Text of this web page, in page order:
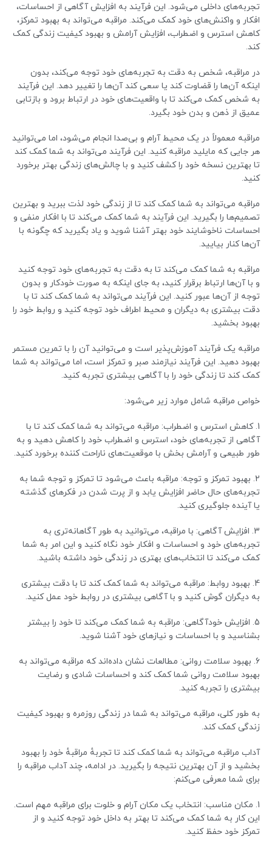
تجربه‌های داخلی می‌شود. این فرآیند به افزایش آگاهی از احساسات،
افکار و واکنش‌های خود کمک می‌کند. مراقبه می‌تواند به بهبود تمرکز،
کاهش استرس و اضطراب، افزایش آرامش و بهبود کیفیت زندگی کمک
کند.
در مراقبه، شخص به دقت به تجربه‌های خود توجه می‌کند، بدون
اینکه آن‌ها را قضاوت کند یا سعی کند آن‌ها را تغییر دهد. این فرآیند
به شخص کمک می‌کند تا با واقعیت‌های خود در ارتباط برود و بازتابی
عمیق از ذهن و بدن خود بگیرد.
مراقبه معمولاً در یک محیط آرام و بی‌صدا انجام می‌شود، اما می‌توانید
هر جایی که مایلید مراقبه کنید. این فرآیند می‌تواند به شما کمک کند
تا بهترین نسخه خود را کشف کنید و با چالش‌های زندگی بهتر برخورد
کنید.
مراقبه می‌تواند به شما کمک کند تا از زندگی خود لذت ببرید و بهترین
تصمیم‌ها را بگیرید. این فرآیند به شما کمک می‌کند تا با افکار منفی و
احساسات ناخوشایند خود بهتر آشنا شوید و یاد بگیرید که چگونه با
آن‌ها کنار بیایید.
مراقبه به شما کمک می‌کند تا به دقت به تجربه‌های خود توجه کنید
و با آن‌ها ارتباط برقرار کنید، به جای اینکه به صورت خودکار و بدون
توجه از آن‌ها عبور کنید. این فرآیند می‌تواند به شما کمک کند تا با
دقت بیشتری به دیگران و محیط اطراف خود توجه کنید و روابط خود را
بهبود بخشید.
مراقبه یک فرآیند آموزش‌پذیر است و می‌توانید آن را با تمرین مستمر
بهبود دهید. این فرآیند نیازمند صبر و تمرکز است، اما می‌تواند به شما
کمک کند تا زندگی خود را با آگاهی بیشتری تجربه کنید.
خواص مراقبه شامل موارد زیر می‌شود:
1. کاهش استرس و اضطراب: مراقبه می‌تواند به شما کمک کند تا با
آگاهی از تجربه‌های خود، استرس و اضطراب خود را کاهش دهید و به
طور طبیعی و آرامش بخش با موقعیت‌های ناراحت کننده برخورد کنید.
2. بهبود تمرکز و توجه: مراقبه باعث می‌شود تا تمرکز و توجه شما به
تجربه‌های حال حاضر افزایش یابد و از پرت شدن در فکرهای گذشته
یا آینده جلوگیری کنید.
3. افزایش آگاهی: با مراقبه، می‌توانید به طور آگاهانه‌تری به
تجربه‌های خود و احساسات و افکار خود نگاه کنید و این امر به شما
کمک می‌کند تا انتخاب‌های بهتری در زندگی خود داشته باشید.
4. بهبود روابط: مراقبه می‌تواند به شما کمک کند تا با دقت بیشتری
به دیگران گوش کنید و با آگاهی بیشتری در روابط خود عمل کنید.
5. افزایش خودآگاهی: مراقبه به شما کمک می‌کند تا خود را بیشتر
بشناسید و با احساسات و نیازهای خود آشنا شوید.
6. بهبود سلامت روانی: مطالعات نشان داده‌اند که مراقبه می‌تواند به
بهبود سلامت روانی شما کمک کند و احساسات شادی و رضایت
بیشتری را تجربه کنید.
به طور کلی، مراقبه می‌تواند به شما در زندگی روزمره و بهبود کیفیت
زندگی کمک کند.
آداب مراقبه می‌تواند به شما کمک کند تا تجربهٔ مراقبهٔ خود را بهبود
بخشید و از آن بهترین نتیجه را بگیرید. در ادامه، چند آداب مراقبه را
برای شما معرفی می‌کنم:
1. مکان مناسب: انتخاب یک مکان آرام و خلوت برای مراقبه مهم است.
این کار به شما کمک می‌کند تا بهتر به داخل خود توجه کنید و از
تمرکز خود حفظ کنید.